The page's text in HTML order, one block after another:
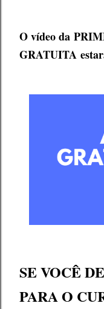
O vídeo da
GRATUITA
SE VOCÊ
PARA O